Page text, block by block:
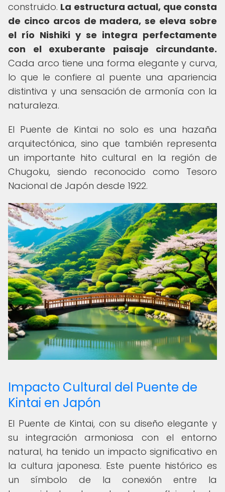
construido. La estructura actual, que consta
de cinco arcos de madera, se eleva sobre
el río Nishiki y se integra perfectamente
con el exuberante paisaje circundante.
Cada arco tiene una forma elegante y curva,
lo que le confiere al puente una apariencia
distintiva y una sensación de armonía con la
naturaleza.
El Puente de Kintai no solo es una hazaña
arquitectónica, sino que también representa
un importante hito cultural en la región de
Chugoku, siendo reconocido como Tesoro
Nacional de Japón desde 1922.
Impacto Cultural del Puente de
Kintai en Japón
El Puente de Kintai, con su diseño elegante y
su integración armoniosa con el entorno
natural, ha tenido un impacto significativo en
la cultura japonesa. Este puente histórico es
un símbolo de la conexión entre la